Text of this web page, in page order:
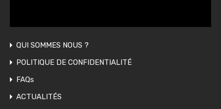
QUI SOMMES NOUS ?
POLITIQUE DE CONFIDENTIALITÉ
FAQs
ACTUALITÉS